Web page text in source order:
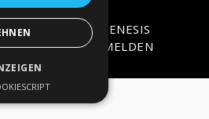
· ON
GENESIS
WORDPRESS·ANMELDEN